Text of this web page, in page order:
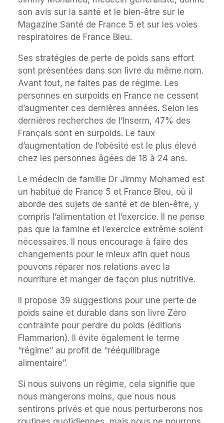
son avis sur la santé et le bien-être sur le
Magazine Santé de France 5 et sur les voies
respiratoires de France Bleu.
Ses stratégies de perte de poids sans effort
sont présentées dans son livre du même nom.
Avant tout, ne faites pas de régime. Les
personnes en surpoids en France ne cessent
d’augmenter ces dernières années. Selon les
dernières recherches de l’Inserm, 47% des
Français sont en surpoids. Le taux
d’augmentation de l’obésité est le plus élevé
chez les personnes âgées de 18 à 24 ans.
Le médecin de famille Dr Jimmy Mohamed est
un habitué de France 5 et France Bleu, où il
aborde des sujets de santé et de bien-être, y
compris l’alimentation et l’exercice. Il ne pense
pas que la famine et l’exercice extrême soient
nécessaires. Il nous encourage à faire des
changements pour le mieux afin quet nous
pouvons réparer nos relations avec la
nourriture et manger de façon plus nutritive.
Il propose 39 suggestions pour une perte de
poids saine et durable dans son livre Zéro
contrainte pour perdre du poids (éditions
Flammarion). Il évite également le terme
“régime” au profit de “rééquilibrage
alimentaire”.
Si nous suivons un régime, cela signifie que
nous mangerons moins, que nous nous
sentirons privés et que nous perturberons nos